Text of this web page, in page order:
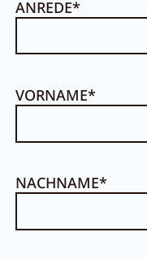
ANREDE
VORNAME
NACHNAME